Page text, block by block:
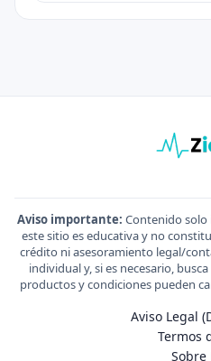
Aviso importante: Contenido
este sitio es educativa y no
crédito ni asesoramiento legal/
individual y, si es necesario,
productos y condiciones pueden
Aviso Legal
Termos
Sobre